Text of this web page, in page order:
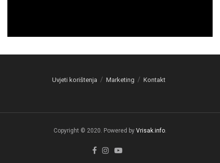
Uvjeti korištenja Marketing Kontakt
Copyright © 2020. Powered by Vrisak.info